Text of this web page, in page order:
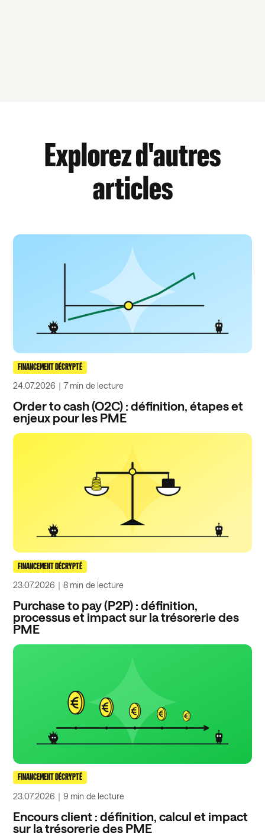
Explorez d'autres
articles
FINANCEMENT DÉCRYPTÉ
24.07.2026 ｜7 min de lecture
Order to cash (O2C) : définition, étapes et
enjeux pour les PME
FINANCEMENT DÉCRYPTÉ
23.07.2026 ｜8 min de lecture
Purchase to pay (P2P) : définition,
processus et impact sur la trésorerie des
PME
FINANCEMENT DÉCRYPTÉ
23.07.2026 ｜9 min de lecture
Encours client : définition, calcul et impact
sur la trésorerie des PME